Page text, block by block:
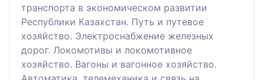
транспорта в экономическом развитии
Республики Казахстан. Путь и путевое
хозяйство. Электроснабжение железных
дорог. Локомотивы и локомотивное
хозяйство. Вагоны и вагонное хозяйство.